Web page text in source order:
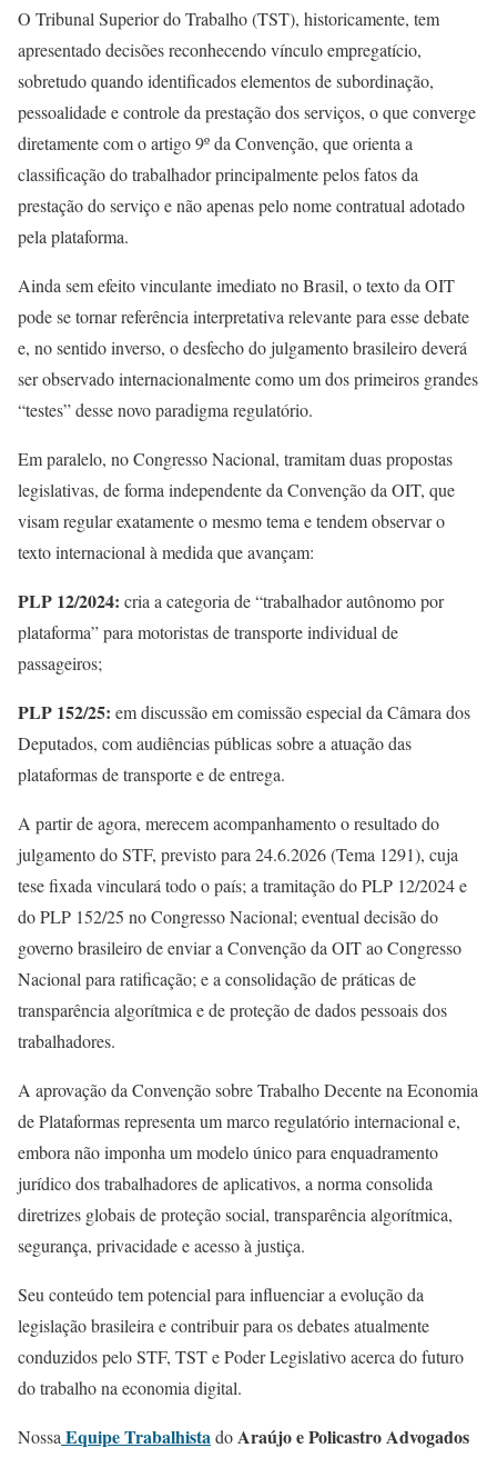
O Tribunal Superior do Trabalho (TST), historicamente, tem
apresentado decisões reconhecendo vínculo empregatício,
sobretudo quando identificados elementos de subordinação,
pessoalidade e controle da prestação dos serviços, o que converge
diretamente com o artigo 9º da Convenção, que orienta a
classificação do trabalhador principalmente pelos fatos da
prestação do serviço e não apenas pelo nome contratual adotado
pela plataforma.
Ainda sem efeito vinculante imediato no Brasil, o texto da OIT
pode se tornar referência interpretativa relevante para esse debate
e, no sentido inverso, o desfecho do julgamento brasileiro deverá
ser observado internacionalmente como um dos primeiros grandes
“testes” desse novo paradigma regulatório.
Em paralelo, no Congresso Nacional, tramitam duas propostas
legislativas, de forma independente da Convenção da OIT, que
visam regular exatamente o mesmo tema e tendem observar o
texto internacional à medida que avançam:
PLP 12/2024: cria a categoria de “trabalhador autônomo por
plataforma” para motoristas de transporte individual de
passageiros;
PLP 152/25: em discussão em comissão especial da Câmara dos
Deputados, com audiências públicas sobre a atuação das
plataformas de transporte e de entrega.
A partir de agora, merecem acompanhamento o resultado do
julgamento do STF, previsto para 24.6.2026 (Tema 1291), cuja
tese fixada vinculará todo o país; a tramitação do PLP 12/2024 e
do PLP 152/25 no Congresso Nacional; eventual decisão do
governo brasileiro de enviar a Convenção da OIT ao Congresso
Nacional para ratificação; e a consolidação de práticas de
transparência algorítmica e de proteção de dados pessoais dos
trabalhadores.
A aprovação da Convenção sobre Trabalho Decente na Economia
de Plataformas representa um marco regulatório internacional e,
embora não imponha um modelo único para enquadramento
jurídico dos trabalhadores de aplicativos, a norma consolida
diretrizes globais de proteção social, transparência algorítmica,
segurança, privacidade e acesso à justiça.
Seu conteúdo tem potencial para influenciar a evolução da
legislação brasileira e contribuir para os debates atualmente
conduzidos pelo STF, TST e Poder Legislativo acerca do futuro
do trabalho na economia digital.
Nossa Equipe TrabalhistadoAraújo e Policastro Advogados